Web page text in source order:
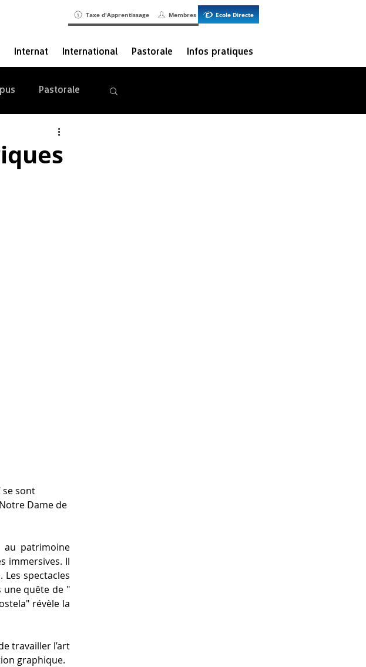
Taxe d'Apprentissage Membres Ecole Directe
Internat International Pastorale Infos pratiques
Pastorale
se sont
Dame de
au patrimoine
immersives. Il
spectacles
quête de "
révèle la
travailler l’art
graphique.